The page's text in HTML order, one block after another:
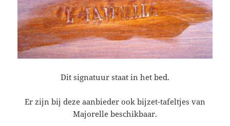
Dit signatuur staat in het bed.
Er zijn bij deze aanbieder ook bijzet-tafeltjes van
Majorelle beschikbaar.